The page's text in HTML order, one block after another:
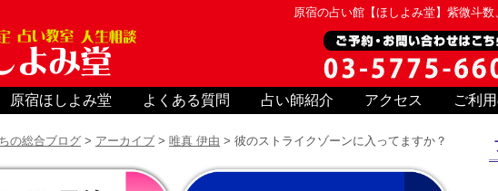
原宿の占い館【ほしよみ堂】紫微斗
原宿ほしよみ堂 よくある質問 占い師紹介 アクセス ご利
の総合ブログ > アーカイブ > 唯真 伊由 > 彼のストライクゾーンに入ってますか？